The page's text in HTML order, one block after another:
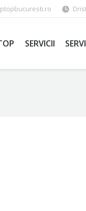
SERVICII